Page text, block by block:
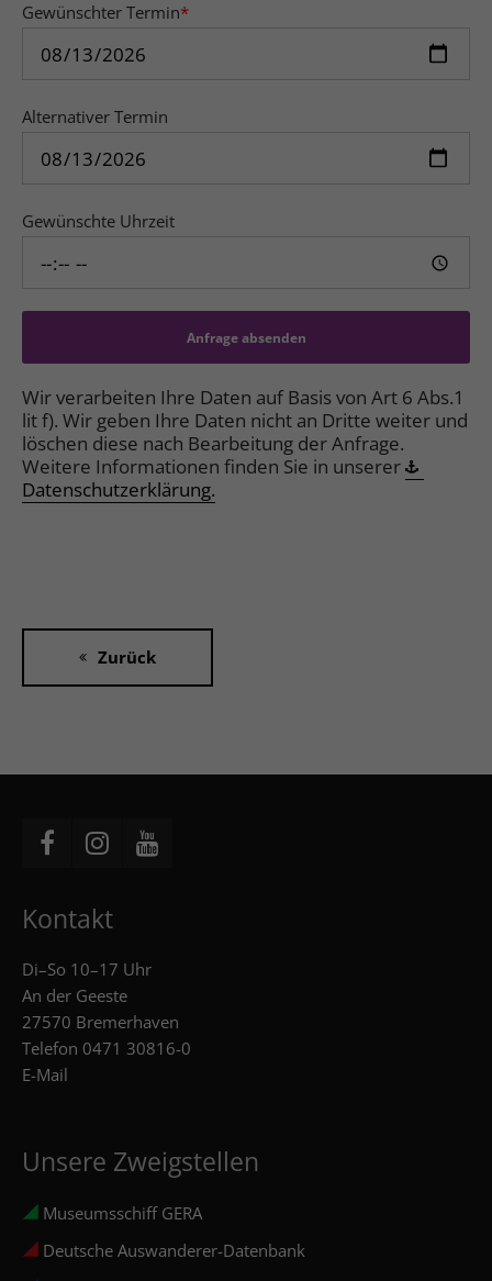
Gewünschter Termin*
Alternativer Termin
Gewünschte Uhrzeit
Anfrage absenden
Wir verarbeiten Ihre Daten auf Basis von Art 6 Abs.1
lit f). Wir geben Ihre Daten nicht an Dritte weiter und
löschen diese nach Bearbeitung der Anfrage.
Weitere Informationen finden Sie in unserer
Datenschutzerklärung.
Zurück
Kontakt
Di–So 10–17 Uhr
An der Geeste
27570 Bremerhaven
Telefon 0471 30816-0
E-Mail
Unsere Zweigstellen
Museumsschiff GERA
Deutsche Auswanderer-Datenbank